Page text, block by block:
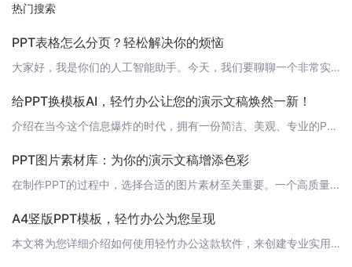
热门搜索
PPT表格怎么分页？轻松解决你的烦恼
大家好，我是你们的人工智能助手。今天，我们要聊聊一个非常实用的话题——PPT表格怎么分页。在制作PPT时，我们经常需要插入表格，但如果表格内容过多，就会造成页面拥挤，影响观众的阅读体验。那么，如何有效地将表格内容分页展示呢？接下来，我将为大家介绍几种实用的方法。 1. 利用“页眉和页脚”功能首先，我们可以在PPT的“页眉和页脚”功能中设置表格的显示范围。具体操作如下：1. 点击“设计”菜单栏中的“
给PPT换模板AI，轻竹办公让您的演示文稿焕然一新！
介绍在当今这个信息爆炸的时代，拥有一份简洁、美观、专业的PPT演示文稿是至关重要的。它能帮助您更好地传达观点、吸引听众的注意力，让您在职场或学术场合脱颖而出。然而，制作一份高质量的PPT需要花费大量的时间和精力。幸运的是，轻竹办公这款软件的出现，让这一切变得轻松起来！ 轻竹办公——您的AI助手轻竹办公是一款利用先进AI技术自动生成PPT的软件。它能够根据您的输入内容，自动为您匹配最适合的模板，让
PPT图片素材库：为你的演示文稿增添色彩
在制作PPT的过程中，选择合适的图片素材至关重要。一个高质量的图片素材库可以帮助你找到理想的图片，使演示文稿更加生动有趣。今天，我要向大家介绍一款强大的PPT图片素材库——轻竹办公。 轻竹办公简介轻竹办公是一款通过AI技术自动生成PPT的软件，旨在帮助用户轻松制作出高质量的演示文稿。它不仅提供了丰富的模板和图表，还拥有一个庞大的图片素材库。轻竹办公的图片素材库包含了各种类型的图片，如商务、教育、科
A4竖版PPT模板，轻竹办公为您呈现
本文将为您详细介绍如何使用轻竹办公这款软件，来创建专业实用的A4竖版PPT模板。轻竹办公是一款通过AI技术自动生成PPT的软件，它可以帮助您快速制作出高质量的PPT，节省您的时间和精力。让我们一起来了解一下吧！ 一、轻竹办公简介轻竹办公是一款智能PPT制作工具，它利用先进的AI技术，可以根据您的需求自动生成PPT，让您轻松应对各种商务、学术和政务场合。轻竹办公为您提供丰富的模板、图表和动效，帮助您